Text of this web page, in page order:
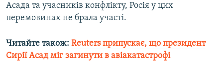
Асада та учасників конфлікту, Росія у цих
перемовинах не брала участі.
Читайте також: Reuters припускає, що президент
Сирії Асад міг загинути в авіакатастрофі